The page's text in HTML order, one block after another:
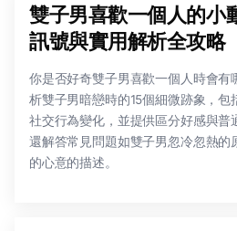
雙子男喜歡一個人的小
訊號與實用解析全攻略
你是否好奇雙子男喜歡一個人時會有
析雙子男暗戀時的15個細微跡象，包
社交行為變化，並提供區分好感與普
還解答常見問題如雙子男忽冷忽熱的
的心意的描述。